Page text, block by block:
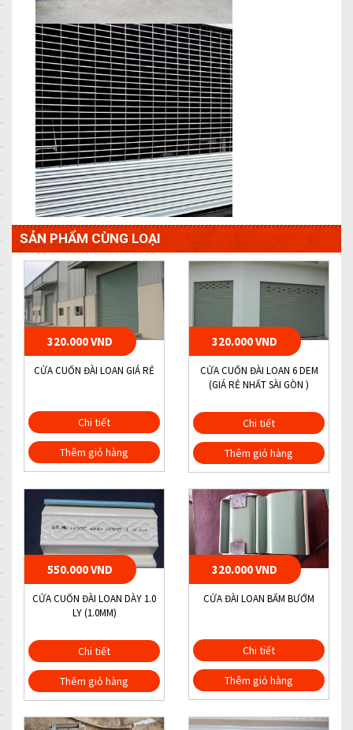
SẢN PHẨM CÙNG LOẠI
320.000 VND
CỬA CUỐN ĐÀI LOAN GIÁ RẺ
Chi tiết
Thêm giỏ hàng
320.000 VND
CỬA CUỐN ĐÀI LOAN 6 DEM
(GIÁ RẺ NHẤT SÀI GÒN )
Chi tiết
Thêm giỏ hàng
550.000 VND
CỬA CUỐN ĐÀI LOAN DÀY 1.0
LY (1.0MM)
Chi tiết
Thêm giỏ hàng
320.000 VND
CỬA ĐÀI LOAN BẤM BƯỚM
Chi tiết
Thêm giỏ hàng